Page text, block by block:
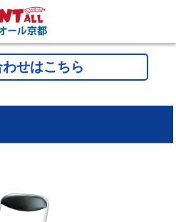
せはこちら